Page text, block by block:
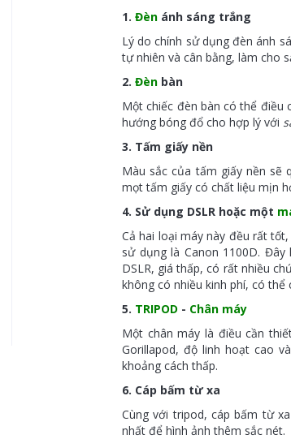
1. Đèn ánh sáng trắng
Lý do chính sử dụng đèn ánh
tự nhiên và cân bằng, làm cho
2. Đèn bàn
Một chiếc đèn bàn có thể điều
hướng bóng đổ cho hợp lý với
3. Tấm giấy nền
Màu sắc của tấm giấy nền sẽ
mọt tấm giấy có chất liệu mịn
4. Sử dụng DSLR hoặc một
Cả hai loại máy này đều rất
sử dụng là Canon 1100D.
DSLR, giá thấp, có rất nhiều
không có nhiều kinh phí, có
5. TRIPOD - Chân máy
Một chân máy là điều cần
Gorillapod, độ linh hoạt cao
khoảng cách thấp.
6. Cáp bấm từ xa
Cùng với tripod, cáp bấm từ
nhất để hình ảnh thêm sắc nét.